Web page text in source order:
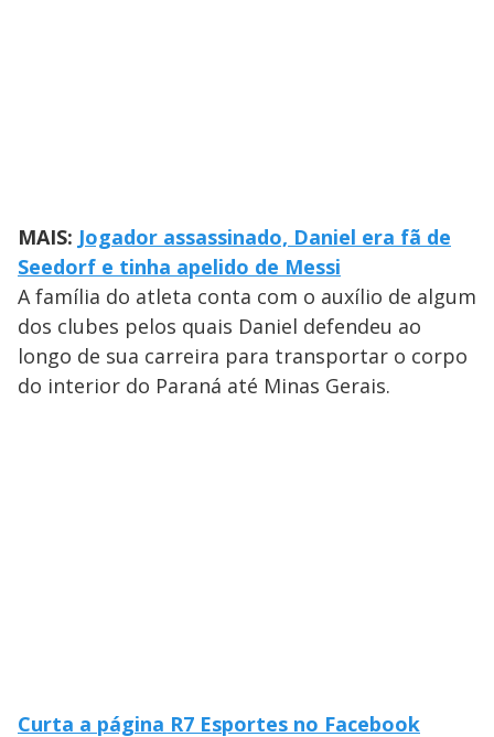
MAIS: Jogador assassinado, Daniel era fã de
Seedorf e tinha apelido de Messi
A família do atleta conta com o auxílio de algum
dos clubes pelos quais Daniel defendeu ao
longo de sua carreira para transportar o corpo
do interior do Paraná até Minas Gerais.
Curta a página R7 Esportes no Facebook